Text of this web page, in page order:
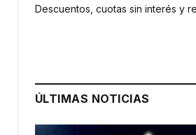
Descuentos, cuotas sin interés y
ÚLTIMAS NOTICIAS